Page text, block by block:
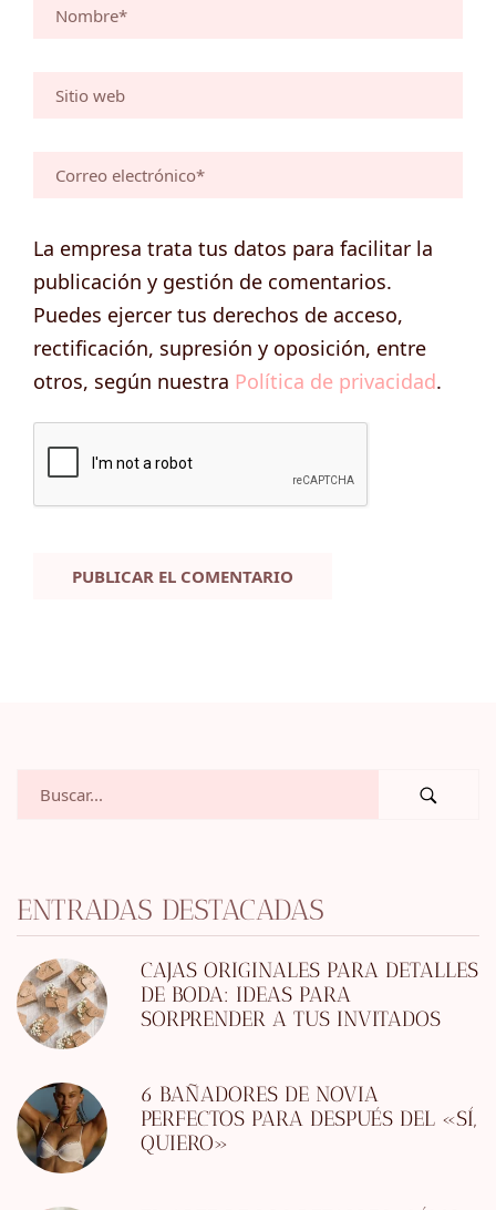
La empresa trata tus datos para facilitar la
publicación y gestión de comentarios.
Puedes ejercer tus derechos de acceso,
rectificación, supresión y oposición, entre
otros, según nuestra Política de privacidad.
ENTRADAS DESTACADAS
CAJAS ORIGINALES PARA DETALLES
DE BODA: IDEAS PARA
SORPRENDER A TUS INVITADOS
6 BAÑADORES DE NOVIA
PERFECTOS PARA DESPUÉS DEL «SÍ,
QUIERO»